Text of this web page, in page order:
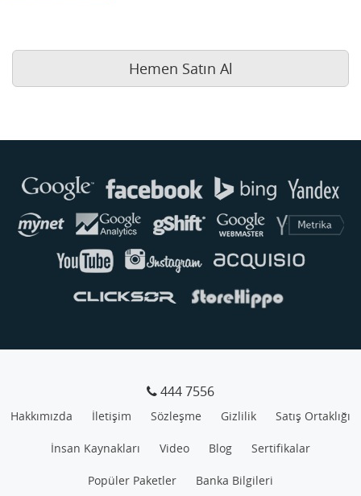
Hemen Satın Al
444 7556
Hakkımızda İletişim Sözleşme Gizlilik Satış Ortaklığı
İnsan Kaynakları Video Blog Sertifikalar
Popüler Paketler Banka Bilgileri
Buse